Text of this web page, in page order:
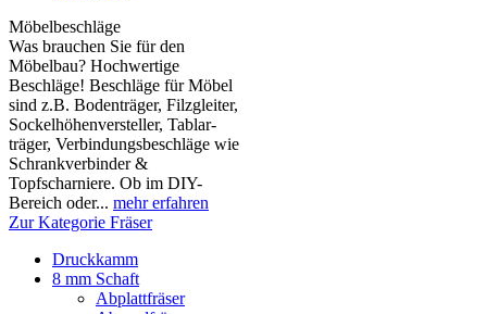
Möbelbeschläge
Was brauchen Sie für den
Möbelbau? Hochwertige
Beschläge! Beschläge für Möbel
sind z.B. Boden­träger, Filzgleiter,
Sockelhöhen­versteller, Tablar­
träger, Verbindungs­beschläge wie
Schrank­verbinder &
Topfscharniere. Ob im DIY-
Bereich oder... mehr erfahren
Zur Kategorie Fräser
Druckkamm
8 mm Schaft
Abplattfräser